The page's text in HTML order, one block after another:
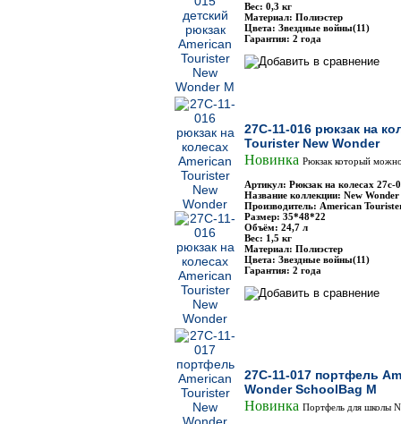
Вес: 0,3 кг
Материал: Полиэстер
Цвета: Звездные войны(11)
Гарантия: 2 года
27C-11-016 рюкзак на
Tourister New Wonder
Новинка Рюкзак который
Артикул: Рюкзак на колесах 27с-
Название коллекции: New
Производитель: American
Размер: 35*48*22
Объём: 24,7 л
Вес: 1,5 кг
Материал: Полиэстер
Цвета: Звездные войны(11)
Гарантия: 2 года
27C-11-017 портфель
Wonder SchoolBag M
Новинка Портфель для школы